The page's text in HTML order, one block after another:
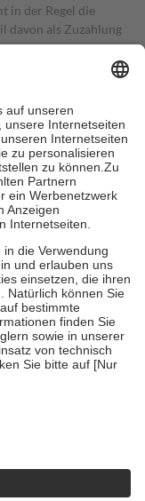
in der Regel die
davon als Zuzahlung
in Höhe von zehn
als die tatsächlichen
Apotheken.
beträgt die
Euro je
eigene Gesundheit zu
zu unterstützen,
18. Lebensjahr
die von der
echte Bewertungen